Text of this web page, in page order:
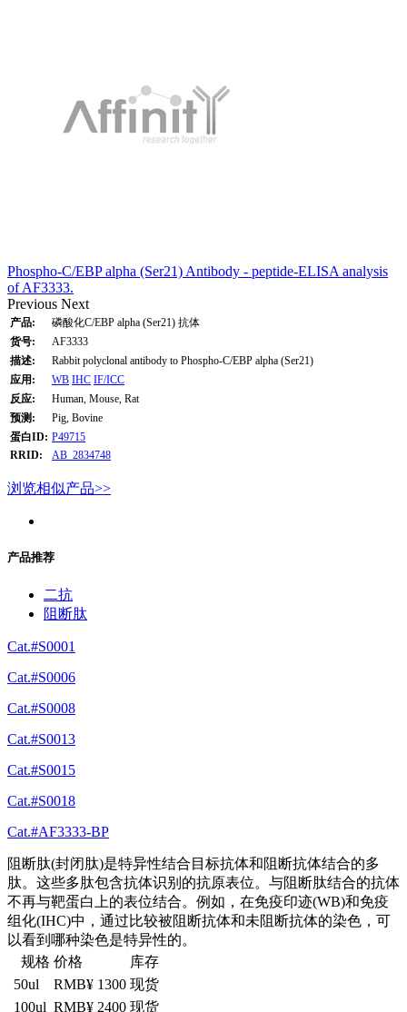
Phospho-C/EBP alpha (Ser21) Antibody - peptide-ELISA analysis
of AF3333.
Previous Next
产品:
磷酸化C/EBP alpha (Ser21) 抗体
货号:
AF3333
描述:
Rabbit polyclonal antibody to Phospho-C/EBP alpha (Ser21)
应用:
WB IHC IF/ICC
反应:
Human, Mouse, Rat
预测:
Pig, Bovine
蛋白ID: P49715
RRID:
AB_2834748
浏览相似产品>>
产品推荐
二抗
阻断肽
Cat.#S0001
Cat.#S0006
Cat.#S0008
Cat.#S0013
Cat.#S0015
Cat.#S0018
Cat.#AF3333-BP
阻断肽(封闭肽)是特异性结合目标抗体和阻断抗体结合的多
肽。这些多肽包含抗体识别的抗原表位。与阻断肽结合的抗体
不再与靶蛋白上的表位结合。例如，在免疫印迹(WB)和免疫
组化(IHC)中，通过比较被阻断抗体和未阻断抗体的染色，可
以看到哪种染色是特异性的。
规格 价格
库存
50ul
RMB¥ 1300 现货
100ul RMB¥ 2400 现货